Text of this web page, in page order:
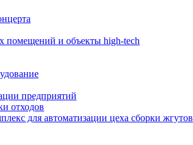
помещений и объекты high-tech
предприятий
отходов
для автоматизации цеха сборки жгутов